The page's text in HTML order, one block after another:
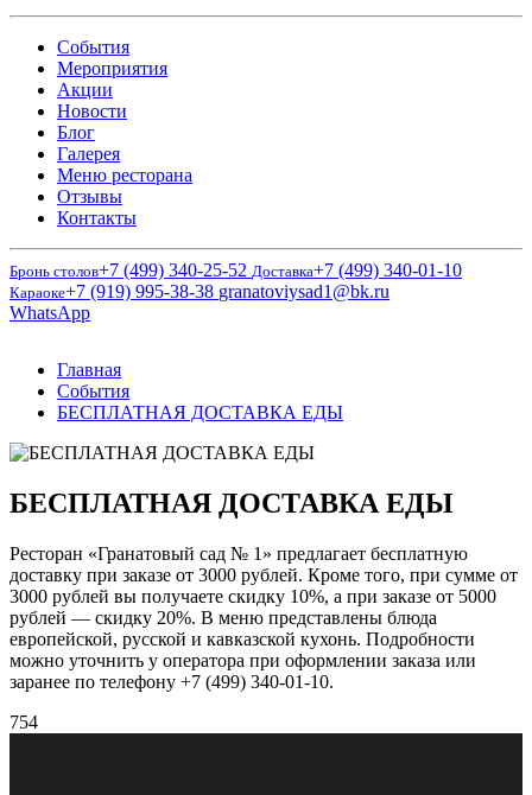
События
Мероприятия
Акции
Новости
Блог
Галерея
Меню ресторана
Отзывы
Контакты
Бронь столов+7 (499) 340-25-52 Доставка+7 (499) 340-01-10
Караоке+7 (919) 995-38-38 granatoviysad1@bk.ru
WhatsApp
Главная
События
БЕСПЛАТНАЯ ДОСТАВКА ЕДЫ
БЕСПЛАТНАЯ ДОСТАВКА ЕДЫ
Ресторан «Гранатовый сад № 1» предлагает бесплатную
доставку при заказе от 3000 рублей. Кроме того, при сумме от
3000 рублей вы получаете скидку 10%, а при заказе от 5000
рублей — скидку 20%. В меню представлены блюда
европейской, русской и кавказской кухонь. Подробности
можно уточнить у оператора при оформлении заказа или
заранее по телефону +7 (499) 340-01-10.
754